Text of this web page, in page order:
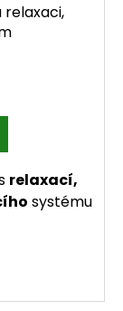
relaxací,
systému